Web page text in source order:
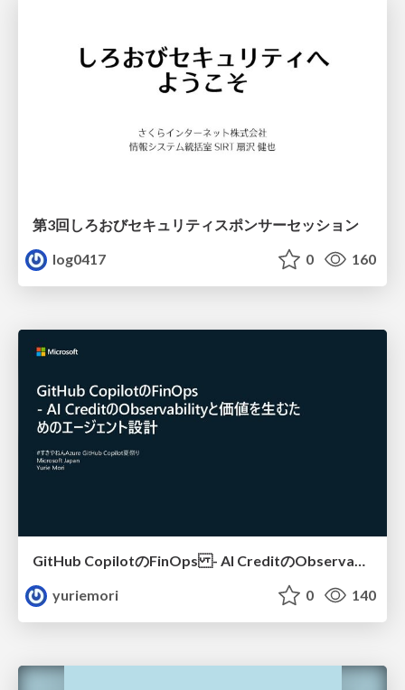
第3回しろおびセキュリティスポンサーセッション
log0417
0 160
GitHub CopilotのFinOps - AI CreditのObservabilityと価値を生むためのエージェント設計
yuriemori
0 140